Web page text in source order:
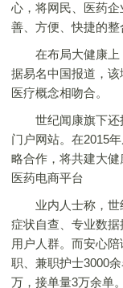
心，将网民、医药
善、方便、快捷的整
在布局大健康上，
据易名中国报道，该
医疗概念相吻合。
世纪闻康旗下还
门户网站。在2015
略合作，将共建大
医药电商平台
业内人士称，世
症状自查、专业数
用户人群。而安心
职、兼职护士3000
万，接单量3万余单